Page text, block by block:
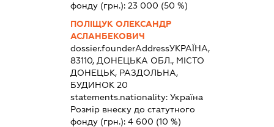
фонду (грн.):23 000 (50 %)
ПОЛІЩУК ОЛЕКСАНДР
АСЛАНБЕКОВИЧ
dossier.founderAddressУКРАЇНА,
83110, ДОНЕЦЬКА ОБЛ., МІСТО
ДОНЕЦЬК, РАЗДОЛЬНА,
БУДИНОК 20
statements.nationality:Україна
Розмір внеску до статутного
фонду (грн.):4 600 (10 %)